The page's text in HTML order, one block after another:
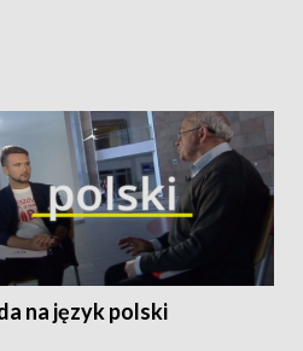
na język polski